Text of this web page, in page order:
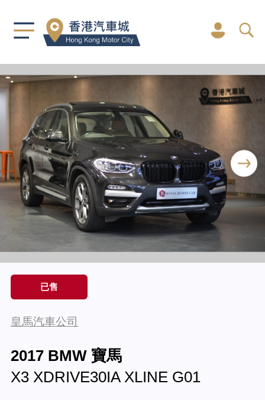
已售
皇馬汽車公司
2017 BMW 寶馬
X3 XDRIVE30IA XLINE G01